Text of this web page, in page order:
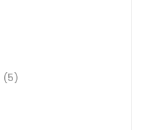
(5)